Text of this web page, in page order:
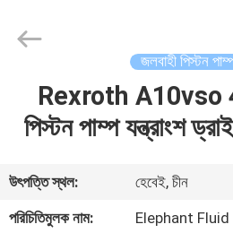
আমাদের
Power
Co.,Ltd.
Reserved.
জলবাহী পিস্টন
Rexroth A10vso
পিস্টন পাম্প যন্ত্রাংশ
উৎপত্তি স্থল:
হেবেই, চীন
পরিচিতিমুলক নাম:
Elephant